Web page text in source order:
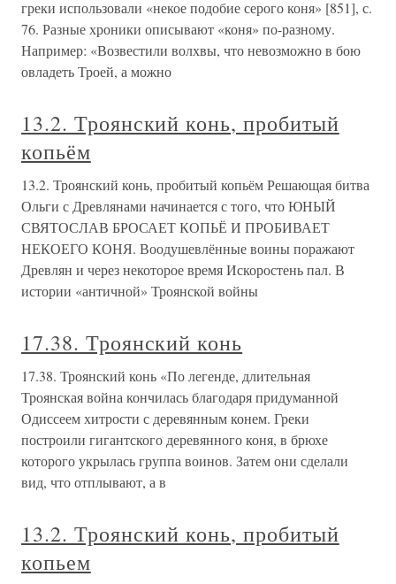
греки использовали «некое подобие серого коня» [851], с.
76. Разные хроники описывают «коня» по-разному.
Например: «Возвестили волхвы, что невозможно в бою
овладеть Троей, а можно
13.2. Троянский конь, пробитый
копьём
13.2. Троянский конь, пробитый копьём Решающая битва
Ольги с Древлянами начинается с того, что ЮНЫЙ
СВЯТОСЛАВ БРОСАЕТ КОПЬЁ И ПРОБИВАЕТ
НЕКОЕГО КОНЯ. Воодушевлённые воины поражают
Древлян и через некоторое время Искоростень пал. В
истории «античной» Троянской войны
17.38. Троянский конь
17.38. Троянский конь «По легенде, длительная
Троянская война кончилась благодаря придуманной
Одиссеем хитрости с деревянным конем. Греки
построили гигантского деревянного коня, в брюхе
которого укрылась группа воинов. Затем они сделали
вид, что отплывают, а в
13.2. Троянский конь, пробитый
копьем